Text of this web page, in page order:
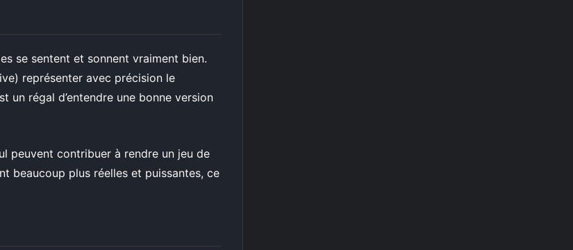
se sentent et sonnent vraiment bien.
représenter avec précision le
un régal d’entendre une bonne version
peuvent contribuer à rendre un jeu de
beaucoup plus réelles et puissantes, ce